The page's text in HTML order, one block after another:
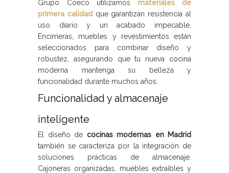
Grupo Coeco utilizamos materiales de
primera calidad que garantizan resistencia al
uso diario y un acabado impecable.
Encimeras, muebles y revestimientos están
seleccionados para combinar diseño y
robustez, asegurando que tu nueva cocina
moderna mantenga su belleza y
funcionalidad durante muchos años.
Funcionalidad y almacenaje
inteligente
El diseño de cocinas modernas en Madrid
también se caracteriza por la integración de
soluciones prácticas de almacenaje.
Cajoneras organizadas, muebles extraíbles y